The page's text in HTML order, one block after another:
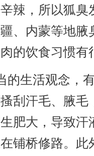
辣，所以狐
、内蒙等地腋
的饮食习惯有
生活观念，有
刮汗毛、腋
肥大，导致汗
铺桥修路。此